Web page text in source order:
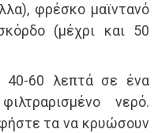
φρέσκο μαϊντανό
(μέχρι και 50
40-60 λεπτά σε ένα
νερό.
τα να κρυώσουν